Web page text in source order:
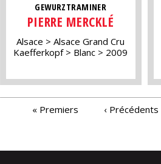
GEWURZTRAMINER
PIERRE MERCKLÉ
Alsace
Alsace Grand Cru
Kaefferkopf
Blanc 2009
PAGES« Premiers ‹ Précédents